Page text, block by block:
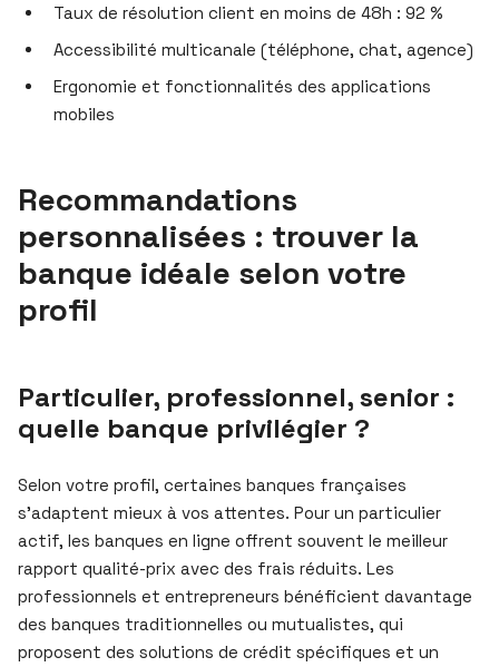
Taux de résolution client en moins de 48h : 92 %
Accessibilité multicanale (téléphone, chat, agence)
Ergonomie et fonctionnalités des applications
mobiles
Recommandations
personnalisées : trouver la
banque idéale selon votre
profil
Particulier, professionnel, senior :
quelle banque privilégier ?
Selon votre profil, certaines banques françaises
s’adaptent mieux à vos attentes. Pour un particulier
actif, les banques en ligne offrent souvent le meilleur
rapport qualité-prix avec des frais réduits. Les
professionnels et entrepreneurs bénéficient davantage
des banques traditionnelles ou mutualistes, qui
proposent des solutions de crédit spécifiques et un